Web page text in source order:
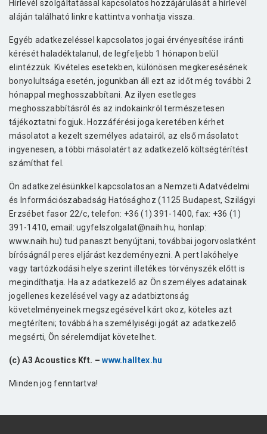
Hírlevél szolgáltatással kapcsolatos hozzájárulását a hírlevél
aláján található linkre kattintva vonhatja vissza.
Egyéb adatkezeléssel kapcsolatos jogai érvényesítése iránti
kérését haladéktalanul, de legfeljebb 1 hónapon belül
elintézzük. Kivételes esetekben, különösen megkeresésének
bonyolultsága esetén, jogunkban áll ezt az időt még további 2
hónappal meghosszabbítani. Az ilyen esetleges
meghosszabbításról és az indokainkról természetesen
tájékoztatni fogjuk. Hozzáférési joga keretében kérhet
másolatot a kezelt személyes adatairól, az első másolatot
ingyenesen, a többi másolatért az adatkezelő költségtérítést
számíthat fel.
Ön adatkezelésünkkel kapcsolatosan a Nemzeti Adatvédelmi
és Információszabadság Hatósághoz (1125 Budapest, Szilágyi
Erzsébet fasor 22/c, telefon: +36 (1) 391-1400, fax: +36 (1)
391-1410, email: ugyfelszolgalat@naih.hu, honlap:
www.naih.hu) tud panaszt benyújtani, továbbai jogorvoslatként
bíróságnál peres eljárást kezdeményezni. A pert lakóhelye
vagy tartózkodási helye szerint illetékes törvényszék előtt is
megindíthatja. Ha az adatkezelő az Ön személyes adatainak
jogellenes kezelésével vagy az adatbiztonság
követelményeinek megszegésével kárt okoz, köteles azt
megtéríteni; továbbá ha személyiségi jogát az adatkezelő
megsérti, Ön sérelemdíjat követelhet.
(c) A3 Acoustics Kft. –www.halltex.hu
Minden jog fenntartva!